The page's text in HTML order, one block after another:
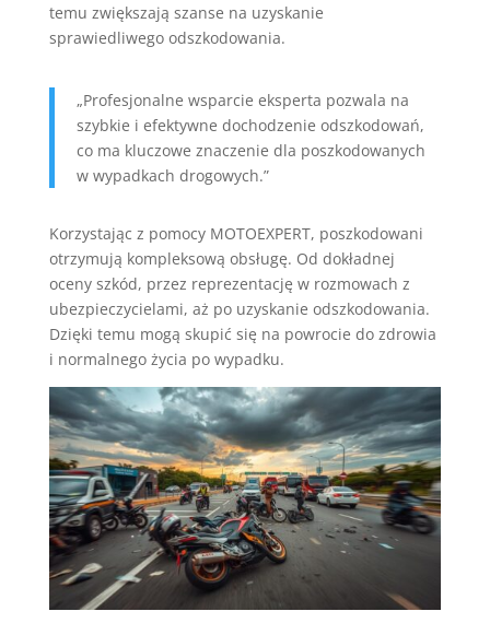
temu zwiększają szanse na uzyskanie
sprawiedliwego odszkodowania.
„Profesjonalne wsparcie eksperta pozwala na
szybkie i efektywne dochodzenie odszkodowań,
co ma kluczowe znaczenie dla poszkodowanych
w wypadkach drogowych.”
Korzystając z pomocy MOTOEXPERT, poszkodowani
otrzymują kompleksową obsługę. Od dokładnej
oceny szkód, przez reprezentację w rozmowach z
ubezpieczycielami, aż po uzyskanie odszkodowania.
Dzięki temu mogą skupić się na powrocie do zdrowia
i normalnego życia po wypadku.